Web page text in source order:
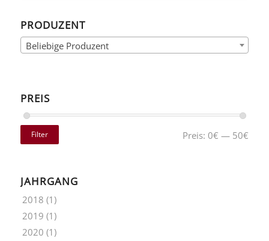
PRODUZENT
Beliebige Produzent
PREIS
Filter Preis:0€ — 50€
JAHRGANG
2018 (1)
2019 (1)
2020 (1)